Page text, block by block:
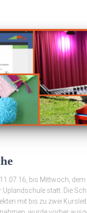
bis Mittwoch, dem
statt. Die
mit bis zu zwei